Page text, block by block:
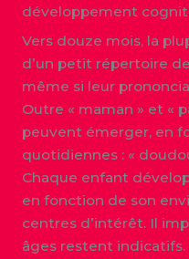
développement
Vers douze mois, la
d’un petit répertoire
même si leur
Outre « maman » et «
peuvent émerger, en
quotidiennes : «
Chaque enfant
en fonction de son
centres d’intérêt. Il
âges restent indicatifs.